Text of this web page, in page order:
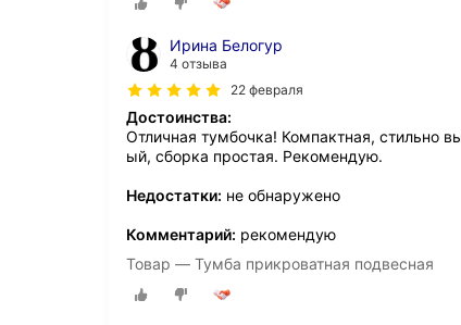
Ирина Белогур
4 отзыва
22 февраля
Достоинства:
Отличная тумбочка! Компактная, стильно
ый, сборка простая. Рекомендую.
Недостатки: не обнаружено
Комментарий: рекомендую
Товар — Тумба прикроватная подвесная